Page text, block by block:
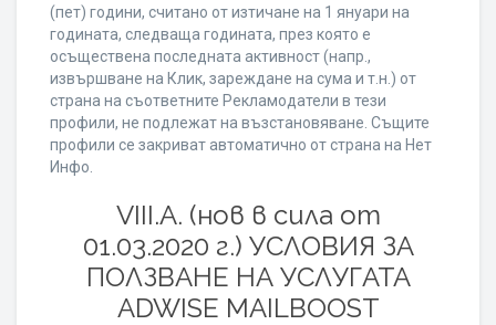
(пет) години, считано от изтичане на 1 януари на
годината, следваща годината, през която е
осъществена последната активност (напр.,
извършване на Клик, зареждане на сума и т.н.) от
страна на съответните Рекламодатели в тези
профили, не подлежат на възстановяване. Същите
профили се закриват автоматично от страна на Нет
Инфо.
VIII.A. (нов в сила от
01.03.2020 г.) УСЛОВИЯ ЗА
ПОЛЗВАНЕ НА УСЛУГАТА
ADWISE MAILBOOST